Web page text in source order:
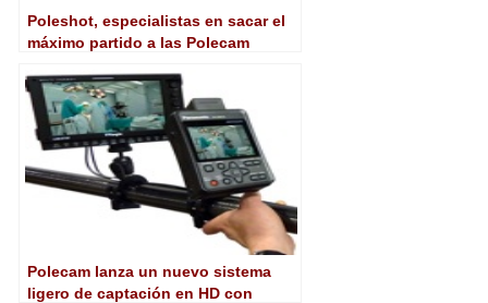
Poleshot, especialistas en sacar el
máximo partido a las Polecam
Polecam lanza un nuevo sistema
ligero de captación en HD con